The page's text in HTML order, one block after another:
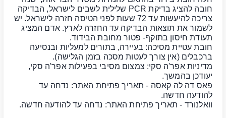
חובה להציג בדיקת PCR שלילית לשבים לישראל, הבדיקה
צריכה להיעשות עד 72 שעות לפני הטיסה חזרה לישראל.
יש
לשמור את תוצאות הבדיקה עד החזרה לארץ.אדם המציג
תעודת חיסון בתוקף- פטור מחובת הבידוד.
חובת עטיית מסיכה: בעיירה, בתורים למעליות ובנסיעה
ברכבלים (אין צורך לעטות מסכה בזמן הגלישה).
מדיניות אפר'ה סקי: צמצום מסיבי בפעילות אפר'ה סקי,
יעודכן בהמשך.
פאס דה לה קאסה - תאריך פתיחת האתר: נדחה עד
להודעה חדשה.
וואלנורד - תאריך פתיחת האתר: נדחה עד להודעה חדשה.